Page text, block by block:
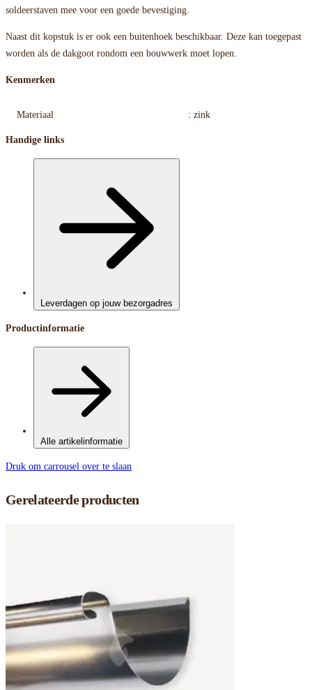
soldeerstaven mee voor een goede bevestiging.
Naast dit kopstuk is er ook een buitenhoek beschikbaar. Deze kan toegepast
worden als de dakgoot rondom een bouwwerk moet lopen.
Kenmerken
Materiaal : zink
Handige links
Leverdagen op jouw bezorgadres
Productinformatie
Alle artikelinformatie
Druk om carrousel over te slaan
Gerelateerde producten